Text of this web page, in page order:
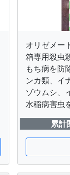
オリゼメー
箱専用殺虫
もち病を防
ンカ類、イ
ゾウムシ、
水稲病害虫
累計